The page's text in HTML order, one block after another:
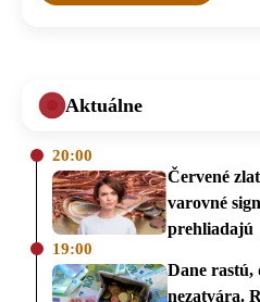
Aktuálne
20:00
Červené
varovné
prehliadajú
19:00
Dane rastú,
nezatvára.